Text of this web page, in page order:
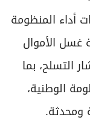
أداء المنظومة
غسل الأموال
التسلح، بما
الوطنية،